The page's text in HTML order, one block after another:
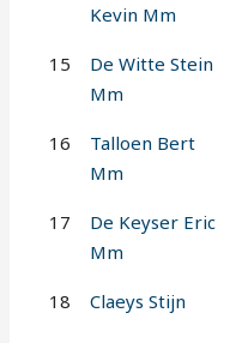
Kevin Mm
15
De Witte Stein
Mm
16
Talloen Bert
Mm
17
De Keyser Eric
Mm
18 Claeys Stijn